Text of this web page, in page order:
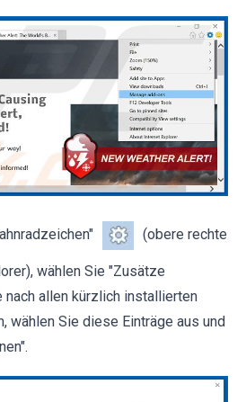
(obere rechte
wählen Sie "Zusätze
nach allen kürzlich installierten
wählen Sie diese Einträge aus und